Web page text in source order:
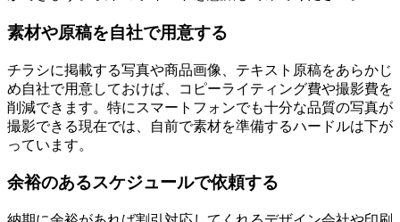
素材や原稿を自社で用意する
チラシに掲載する写真や商品画像、テキスト原稿をあらかじ
め自社で用意しておけば、コピーライティング費や撮影費を
削減できます。特にスマートフォンでも十分な品質の写真が
撮影できる現在では、自前で素材を準備するハードルは下が
っています。
余裕のあるスケジュールで依頼する